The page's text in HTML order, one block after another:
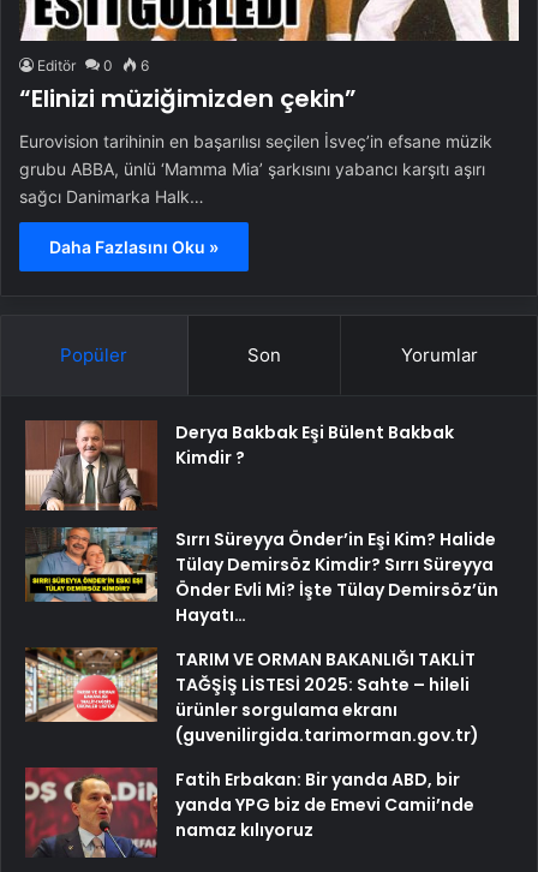
Editör 0 6
“Elinizi müziğimizden çekin”
Eurovision tarihinin en başarılısı seçilen İsveç’in efsane müzik
grubu ABBA, ünlü ‘Mamma Mia’ şarkısını yabancı karşıtı aşırı
sağcı Danimarka Halk…
Daha Fazlasını Oku »
Popüler Son Yorumlar
Derya Bakbak Eşi Bülent Bakbak
Kimdir ?
Sırrı Süreyya Önder’in Eşi Kim? Halide
Tülay Demirsöz Kimdir? Sırrı Süreyya
Önder Evli Mi? İşte Tülay Demirsöz’ün
Hayatı…
TARIM VE ORMAN BAKANLIĞI TAKLİT
TAĞŞİŞ LİSTESİ 2025: Sahte – hileli
ürünler sorgulama ekranı
(guvenilirgida.tarimorman.gov.tr)
Fatih Erbakan: Bir yanda ABD, bir
yanda YPG biz de Emevi Camii’nde
namaz kılıyoruz